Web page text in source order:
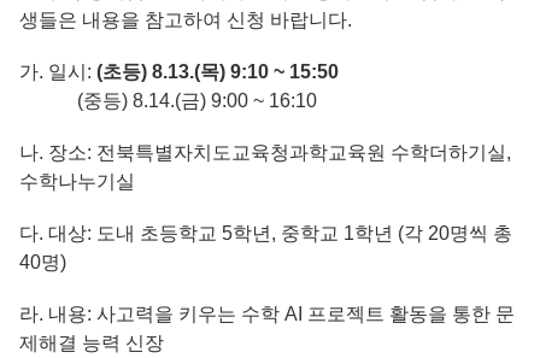
생들은 내용을 참고하여 신청 바랍니다.
가. 일시: (초등) 8.13.(목) 9:10 ~ 15:50
(중등) 8.14.(금) 9:00 ~ 16:10
나. 장소: 전북특별자치도교육청과학교육원 수학더하기실,
수학나누기실
다. 대상: 도내 초등학교 5학년, 중학교 1학년 (각 20명씩 총
40명)
라. 내용: 사고력을 키우는 수학 AI 프로젝트 활동을 통한 문
제해결 능력 신장